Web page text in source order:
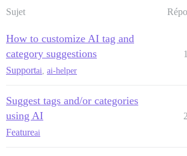
Sujet
How to customize AI tag and
category suggestions
Supportai ai-helper
1
Suggest tags and/or categories
using AI
Featureai
2